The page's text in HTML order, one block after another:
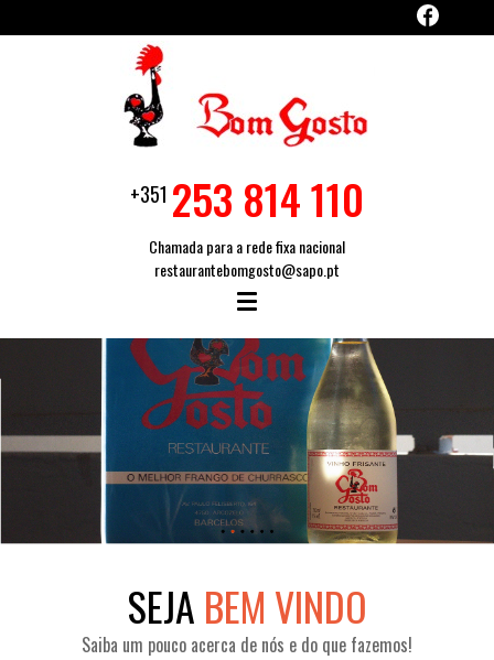
+351 253 814 110
Chamada para a rede fixa nacional
restaurantebomgosto@sapo.pt
SEJA BEM VINDO
Saiba um pouco acerca de nós e do que fazemos!